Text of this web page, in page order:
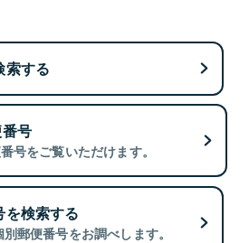
索する
号
号をご覧いただけます。
を検索する
郵便番号をお調べします。